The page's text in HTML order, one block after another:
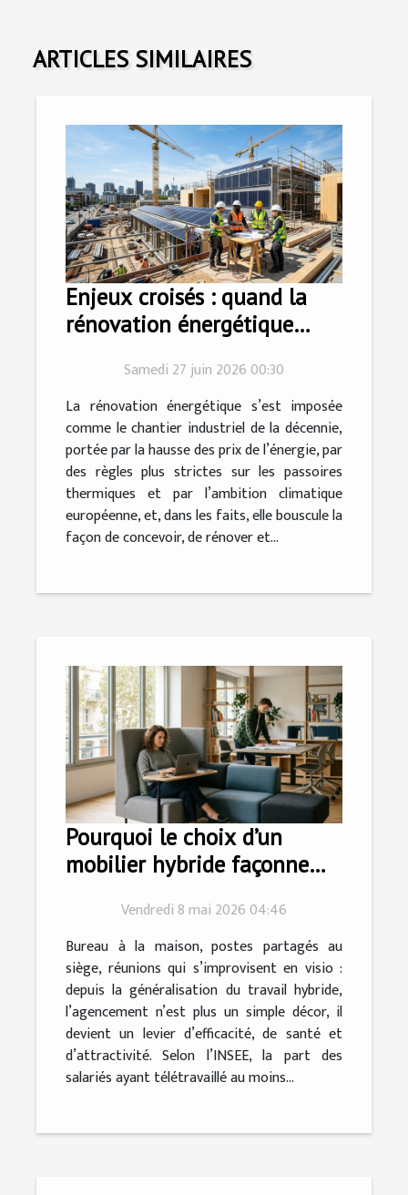
ARTICLES SIMILAIRES
Enjeux croisés : quand la
rénovation énergétique
construction
Samedi 27 juin 2026 00:30
La rénovation énergétique s’est imposée
comme le chantier industriel de la décennie,
portée par la hausse des prix de l’énergie, par
des règles plus strictes sur les passoires
thermiques et par l’ambition climatique
européenne, et, dans les faits, elle bouscule la
façon de concevoir, de rénover et...
Pourquoi le choix d’un
mobilier hybride façonne
Vendredi 8 mai 2026 04:46
Bureau à la maison, postes partagés au
siège, réunions qui s’improvisent en visio :
depuis la généralisation du travail hybride,
l’agencement n’est plus un simple décor, il
devient un levier d’efficacité, de santé et
d’attractivité. Selon l’INSEE, la part des
salariés ayant télétravaillé au moins...